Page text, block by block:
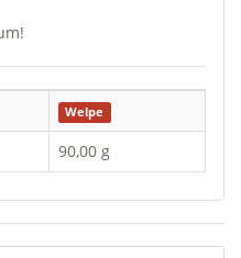
Welpe
90,00 g